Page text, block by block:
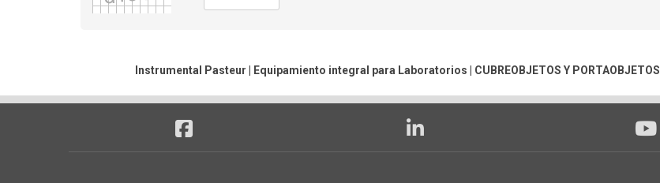
Instrumental Pasteur | Equipamiento integral para Laboratorios | CUBREOBJETOS Y PORTAOBJETOS